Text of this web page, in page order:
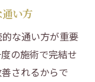
い方
な通い方が重要
の施術で完結せ
されるからで